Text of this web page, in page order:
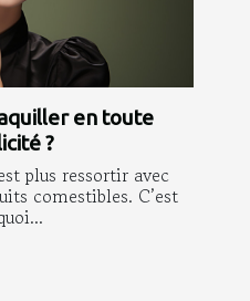
en toute
?
plus ressortir avec
comestibles. C’est